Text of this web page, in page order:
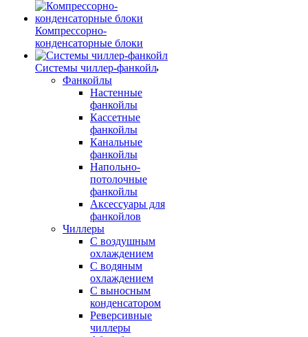
Компрессорно-
конденсаторные блоки
Системы чиллер-фанкойл
Фанкойлы
Настенные
фанкойлы
Кассетные
фанкойлы
Канальные
фанкойлы
Напольно-
потолочные
фанкойлы
Аксессуары для
фанкойлов
Чиллеры
С воздушным
охлаждением
С водяным
охлаждением
С выносным
конденсатором
Реверсивные
чиллеры